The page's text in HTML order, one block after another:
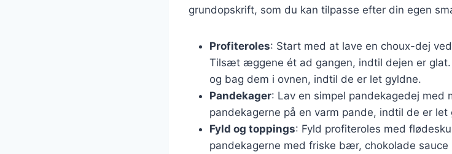
grundopskrift, som du kan tilpasse efter din egen
Profiteroles: Start med at lave en choux-dej
Tilsæt æggene ét ad gangen, indtil dejen er
og bag dem i ovnen, indtil de er let gyldne.
Pandekager: Lav en simpel pandekagedej
pandekagerne på en varm pande, indtil de er let
Fyld og toppings: Fyld profiteroles med
pandekagerne med friske bær, chokolade